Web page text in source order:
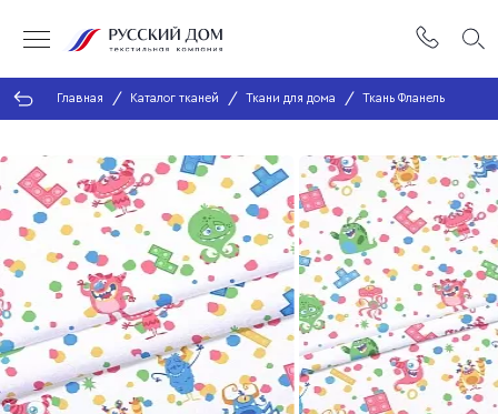
Главная Каталог тканей Ткани для дома Ткань Фланель